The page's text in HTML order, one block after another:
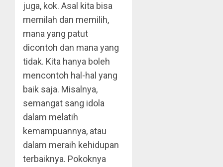
juga, kok. Asal kita bisa
memilah dan memilih,
mana yang patut
dicontoh dan mana yang
tidak. Kita hanya boleh
mencontoh hal-hal yang
baik saja. Misalnya,
semangat sang idola
dalam melatih
kemampuannya, atau
dalam meraih kehidupan
terbaiknya. Pokoknya